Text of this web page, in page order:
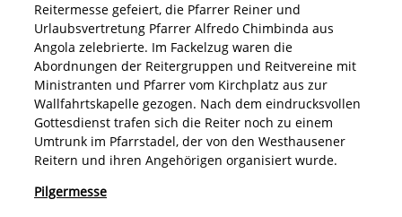
Reitermesse gefeiert, die Pfarrer Reiner und
Urlaubsvertretung Pfarrer Alfredo Chimbinda aus
Angola zelebrierte. Im Fackelzug waren die
Abordnungen der Reitergruppen und Reitvereine mit
Ministranten und Pfarrer vom Kirchplatz aus zur
Wallfahrtskapelle gezogen. Nach dem eindrucksvollen
Gottesdienst trafen sich die Reiter noch zu einem
Umtrunk im Pfarrstadel, der von den Westhausener
Reitern und ihren Angehörigen organisiert wurde.
Pilgermesse